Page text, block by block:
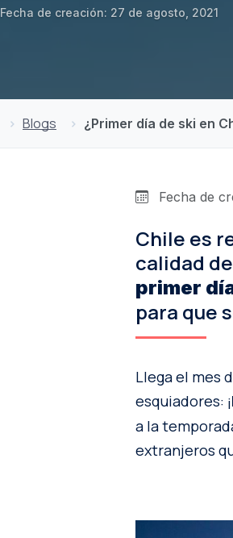
Fecha de creación: 27 de agosto, 2021
Blogs ¿Primer día de ski en
Fecha de
Chile es
calidad
primer
para que
Llega el mes
esquiadores: ¡
a la
extranjeros